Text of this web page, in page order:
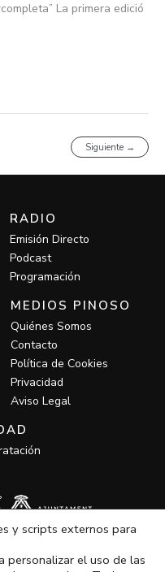
La primera edició
Siguiente →
RADIO
Emisión Directo
Podcast
Programación
MEDIOS PINOSO
Quiénes Somos
Contacto
Política de Cookies
Privacidad
Aviso Legal
y scripts externos para
personalizar el uso de las